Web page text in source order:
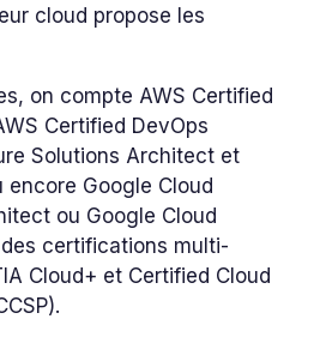
cloud propose les
on compte AWS Certified
Certified DevOps
Solutions Architect et
Google Cloud
ou Google Cloud
des certifications multi-
Cloud+ et Certified Cloud